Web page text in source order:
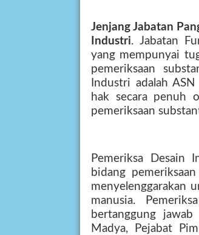
Jenjang Jabatan
Industri. Jabatan
yang mempunyai
pemeriksaan
Industri adalah
hak secara penuh
pemeriksaan
Pemeriksa Desain
bidang
menyelenggarakan
manusia.
bertanggung
Madya, Pejabat